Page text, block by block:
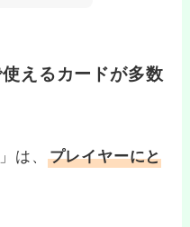
えるカードが多数
は、
プレイヤーにと